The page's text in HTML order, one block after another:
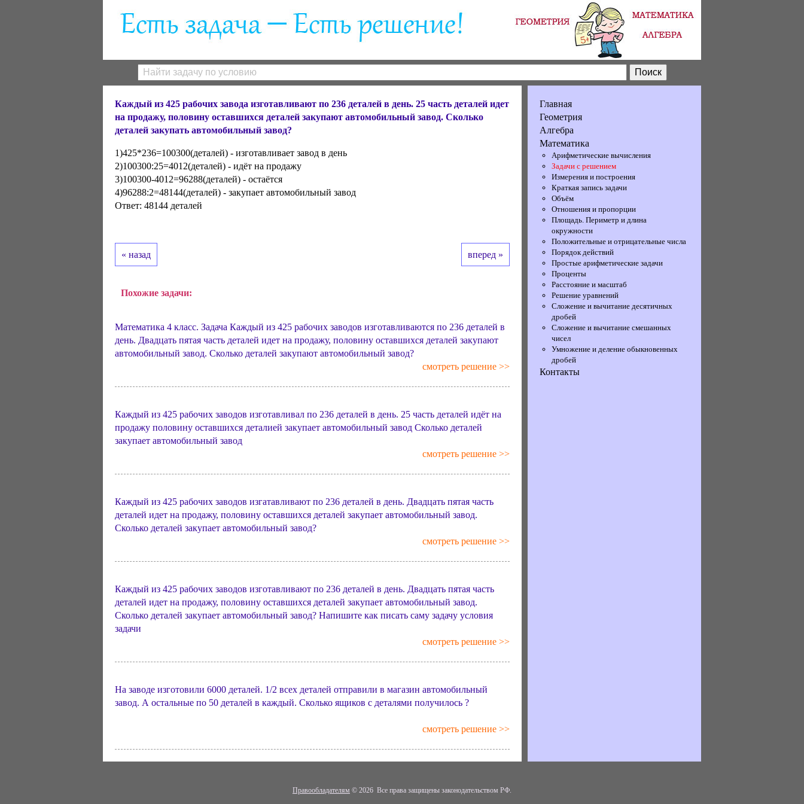
Каждый из 425 рабочих завода изготавливают по 236 деталей в день. 25 часть деталей идет
на продажу, половину оставшихся деталей закупают автомобильный завод. Сколько
деталей закупать автомобильный завод?
1)425*236=100300(деталей) - изготавливает завод в день
2)100300:25=4012(деталей) - идёт на продажу
3)100300-4012=96288(деталей) - остаётся
4)96288:2=48144(деталей) - закупает автомобильный завод
Ответ: 48144 деталей
« назад вперед »
Похожие задачи:
Математика 4 класс. Задача Каждый из 425 рабочих заводов изготавливаются по 236 деталей в
день. Двадцать пятая часть деталей идет на продажу, половину оставшихся деталей закупают
автомобильный завод. Сколько деталей закупают автомобильный завод?
смотреть решение >>
Каждый из 425 рабочих заводов изготавливал по 236 деталей в день. 25 часть деталей идёт на
продажу половину оставшихся деталией закупает автомобильный завод Сколько деталей
закупает автомобильный завод
смотреть решение >>
Каждый из 425 рабочих заводов изгатавливают по 236 деталей в день. Двадцать пятая часть
деталей идет на продажу, половину оставшихся деталей закупает автомобильный завод.
Сколько деталей закупает автомобильный завод?
смотреть решение >>
Каждый из 425 рабочих заводов изготавливают по 236 деталей в день. Двадцать пятая часть
деталей идет на продажу, половину оставшихся деталей закупает автомобильный завод.
Сколько деталей закупает автомобильный завод? Напишите как писать саму задачу условия
задачи
смотреть решение >>
На заводе изготовили 6000 деталей. 1/2 всех деталей отправили в магазин автомобильный
завод. А остальные по 50 деталей в каждый. Сколько ящиков с деталями получилось ?
смотреть решение >>
Главная
Геометрия
Алгебра
Математика
Арифметические вычисления
Задачи с решением
Измерения и построения
Краткая запись задачи
Объём
Отношения и пропорции
Площадь. Периметр и длина
окружности
Положительные и отрицательные числа
Порядок действий
Простые арифметические задачи
Проценты
Расстояние и масштаб
Решение уравнений
Сложение и вычитание десятичных
дробей
Сложение и вычитание смешанных
чисел
Умножение и деление обыкновенных
дробей
Контакты
Правообладателям © 2026 Все права защищены законодательством РФ.